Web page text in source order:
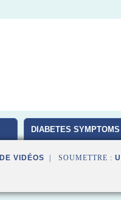
DIABETES SYMPTOMS
VIDÉOS | SOUMETTRE :